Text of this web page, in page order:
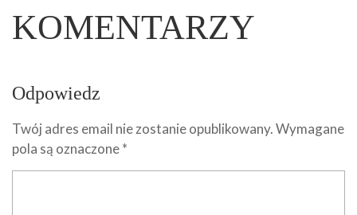
KOMENTARZY
Odpowiedz
Twój adres email nie zostanie opublikowany.Wymagane
pola są oznaczone*